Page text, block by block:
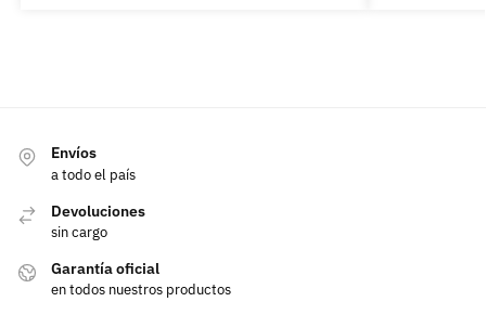
Envíos
a todo el país
Devoluciones
sin cargo
Garantía oficial
en todos nuestros productos